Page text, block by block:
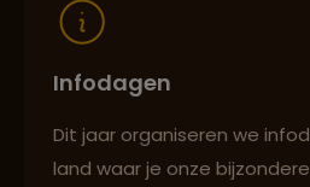
Infodagen
Dit jaar organiseren we
land waar je onze